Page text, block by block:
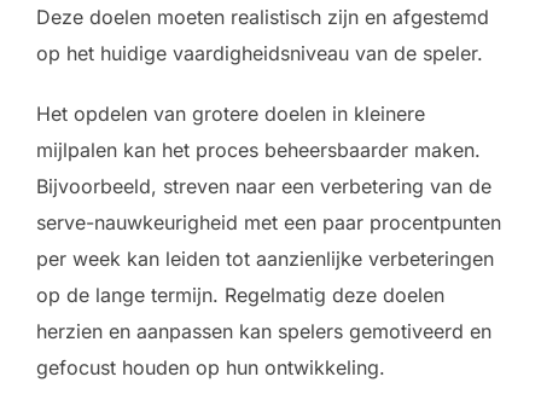
Deze doelen moeten realistisch zijn en afgestemd
op het huidige vaardigheidsniveau van de speler.
Het opdelen van grotere doelen in kleinere
mijlpalen kan het proces beheersbaarder maken.
Bijvoorbeeld, streven naar een verbetering van de
serve-nauwkeurigheid met een paar procentpunten
per week kan leiden tot aanzienlijke verbeteringen
op de lange termijn. Regelmatig deze doelen
herzien en aanpassen kan spelers gemotiveerd en
gefocust houden op hun ontwikkeling.